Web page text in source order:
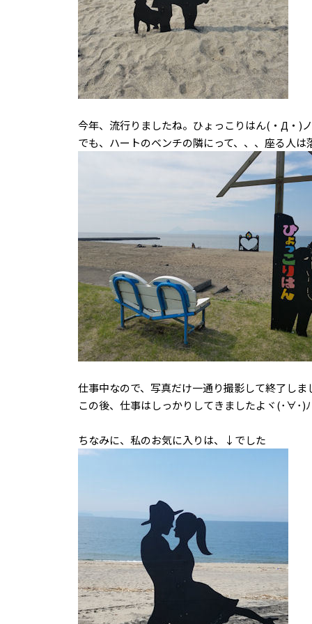
今年、流行りましたね。ひょっこりはん(・Д・)ノ
でも、ハートのベンチの隣にって、、、座る人
仕事中なので、写真だけ一通り撮影して終了し
この後、仕事はしっかりしてきましたよヾ(･∀･)ﾉ
ちなみに、私のお気に入りは、↓でした